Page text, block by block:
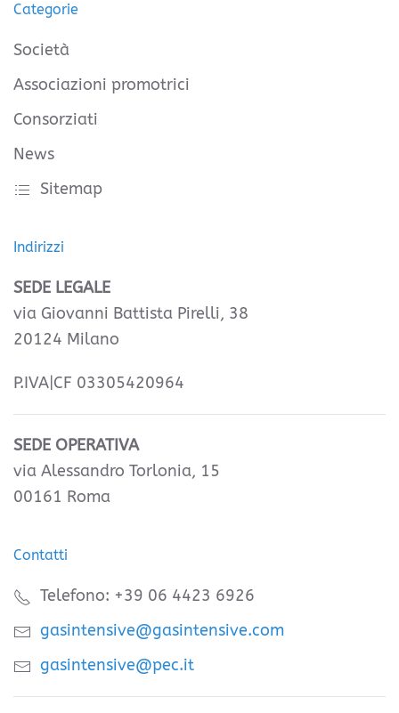
Categorie
Società
Associazioni promotrici
Consorziati
News
Sitemap
Indirizzi
SEDE LEGALE
via Giovanni Battista Pirelli, 38
20124 Milano
P.IVA|CF 03305420964
SEDE OPERATIVA
via Alessandro Torlonia, 15
00161 Roma
Contatti
Telefono: +39 06 4423 6926
gasintensive@gasintensive.com
gasintensive@pec.it